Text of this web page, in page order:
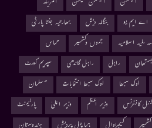
اے ایم یو بنگلہ دیش
بھارتیہ جنتا پارٹی
ملیہ اسلامیہ جموں وکشمیر
حماس
راہل راہل گاندھی
سپریم کورٹ
لوک سبھا لوک سبھا انتخابات
مسلمان
کانفرنس وزیر اعظم وزیر اعلیٰ
پارلیمنٹ